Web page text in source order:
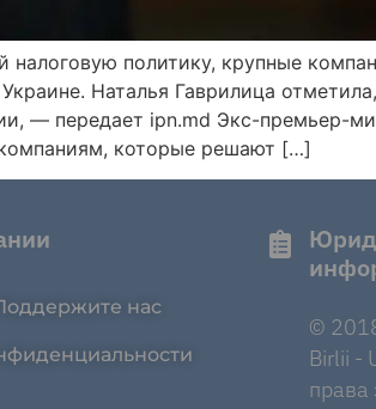
политику, крупные
Наталья Гаврилица
— передает ipn.md Экс-премьер-
компаниям, которые решают […]
нас
©
Birlii -